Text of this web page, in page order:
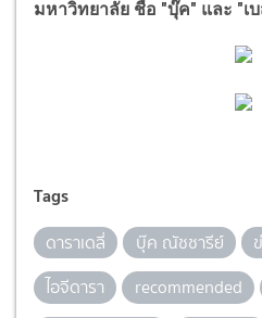
มหาวิทยาลัย ชื่อ "บุ๊ค" และ "เ
Tags
ดาราเดลี่ บุ๊ค ณัชชารีย์
ไอจีดารา
recommended